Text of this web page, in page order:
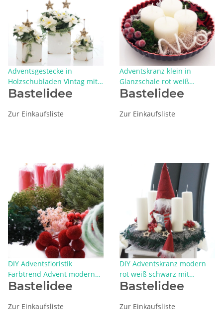
Adventsgestecke in
Holzschubladen Vintag mit
Weihnachtssterne creme
Bastelidee
Zur Einkaufsliste
Adventskranz klein in
Glanzschale rot weiß
dekoriert
Bastelidee
Zur Einkaufsliste
DIY Adventsfloristik
Farbtrend Advent modern
dekorieren und basteln
Bastelidee
Zur Einkaufsliste
DIY Adventskranz modern
rot weiß schwarz mit
Wichtel und Trockenblumen
Bastelidee
Zur Einkaufsliste